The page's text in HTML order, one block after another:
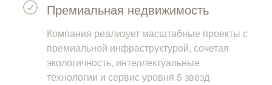
Компания реализует масштабные проекты с
премиальной инфраструктурой, сочетая
экологичность, интеллектуальные
технологии и сервис уровня 5 звезд
Премиальная недвижимость